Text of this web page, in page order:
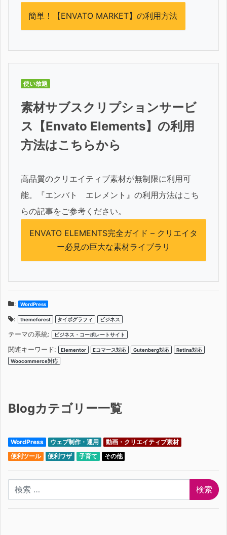
簡単！【ENVATO MARKET】の利用方法
使い放題
素材サブスクリプションサービ
ス【Envato Elements】の利用
方法はこちらから
高品質のクリエイティブ素材が無制限に利用可
能。『エンバト エレメント』の利用方法はこち
らの記事をご参考ください。
ENVATO ELEMENTS完全ガイド – クリエイタ
ー必見の巨大な素材ライブラリ
: WordPress
: themeforest タイポグラフィ ビジネス
テーマの系統: ビジネス・コーポレートサイト
関連キーワード: Elementor Eコマース対応 Gutenberg対応
Retina対応
Woocommerce対応
Blogカテゴリー一覧
WordPress ウェブ制作・運用
動画・クリエイティブ素材
便利ツール
便利ワザ 子育て その他
検索